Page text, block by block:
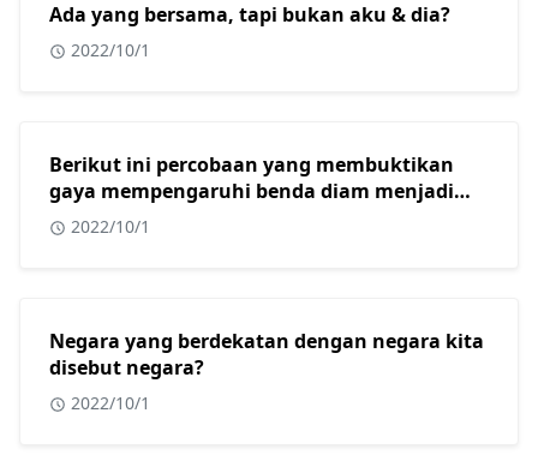
Ada yang bersama, tapi bukan aku & dia?
2022/10/1
Berikut ini percobaan yang membuktikan
gaya mempengaruhi benda diam menjadi
bergerak adalah?
2022/10/1
Negara yang berdekatan dengan negara kita
disebut negara?
2022/10/1